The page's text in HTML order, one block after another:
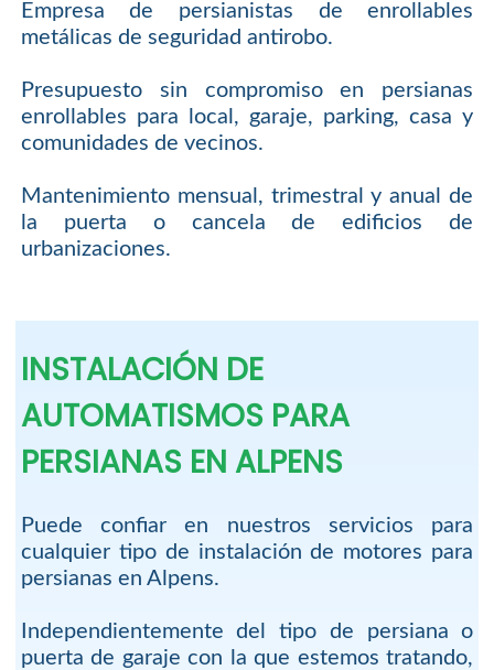
Empresa de persianistas de enrollables
metálicas de seguridad antirobo.
Presupuesto sin compromiso en persianas
enrollables para local, garaje, parking, casa y
comunidades de vecinos.
Mantenimiento mensual, trimestral y anual de
la puerta o cancela de edificios de
urbanizaciones.
INSTALACIÓN DE
AUTOMATISMOS PARA
PERSIANAS EN ALPENS
Puede confiar en nuestros servicios para
cualquier tipo de instalación de motores para
persianas en Alpens.
Independientemente del tipo de persiana o
puerta de garaje con la que estemos tratando,